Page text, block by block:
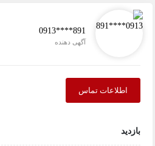
0913****891
آگهی دهنده
اطلاعات تماس
بازدید